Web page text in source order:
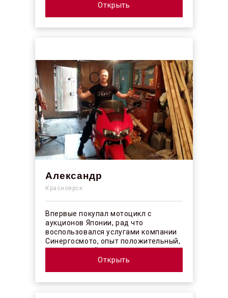
Открыть
Александр
Красноярск
Впервые покупал мотоцикл с
аукционов Японии, рад что
воспользовался услугами компании
Синергосмото, опыт положительный,
коллектив действительно
профессионалы своего ...
Открыть